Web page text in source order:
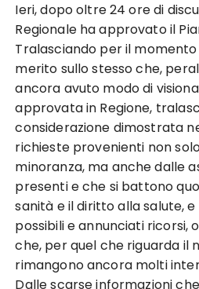
Ieri, dopo oltre 24 ore di
Regionale ha approvato il
Tralasciando per il
merito sullo stesso che,
ancora avuto modo di
approvata in Regione,
considerazione dimostrata
richieste provenienti non
minoranza, ma anche dalle
presenti e che si battono
sanità e il diritto alla salute,
possibili e annunciati ricorsi,
che, per quel che riguarda il
rimangono ancora molti
Dalle scarse informazioni